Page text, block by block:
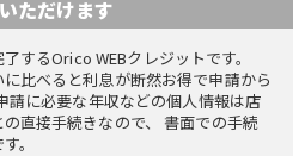
ただけます
するOrico WEBクレジットです。
比べると利息が断然お得で申請から
請に必要な年収などの個人情報は店
直接手続きなので、 書面での手続
。